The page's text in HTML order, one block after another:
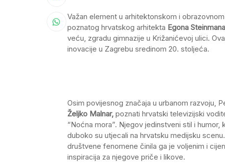
Važan element u arhitektonskom i
poznatog hrvatskog arhitekta Egona Steinmana
veću, zgradu gimnazije u Križanićevoj ulici.
inovacije u Zagrebu sredinom 20. stoljeća.
Osim povijesnog značaja u urbanom razvoju,
Željko Malnar, poznati hrvatski televizijski
“Noćna mora”. Njegov jedinstveni stil i
duboko su utjecali na hrvatsku medijsku
društvene fenomene činila ga je voljenim i
inspiracija za njegove priče i likove.